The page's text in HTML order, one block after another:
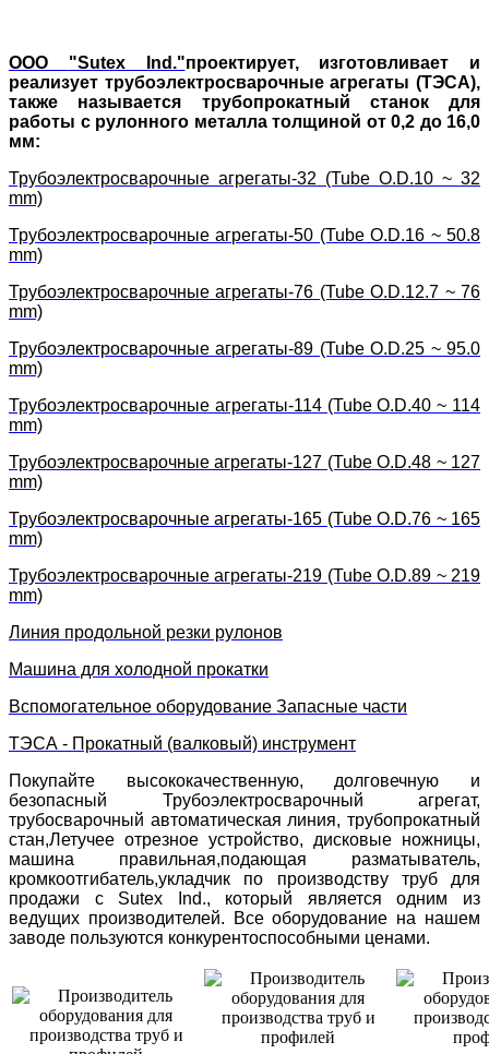
ООО "Sutex Ind."проектирует, изготовливает и
реализует трубоэлектросварочные агрегаты (ТЭСА),
также называется трубопрокатный станок для
работы с рулонного металла толщиной от 0,2 до 16,0
мм:
Трубоэлектросварочные агрегаты-32 (Tube O.D.10 ~ 32
mm)
Трубоэлектросварочные агрегаты-50 (Tube O.D.16 ~ 50.8
mm)
Трубоэлектросварочные агрегаты-76 (Tube O.D.12.7 ~ 76
mm)
Трубоэлектросварочные агрегаты-89 (Tube O.D.25 ~ 95.0
mm)
Трубоэлектросварочные агрегаты-114 (Tube O.D.40 ~ 114
mm)
Трубоэлектросварочные агрегаты-127 (Tube O.D.48 ~ 127
mm)
Трубоэлектросварочные агрегаты-165 (Tube O.D.76 ~ 165
mm)
Трубоэлектросварочные агрегаты-219 (Tube O.D.89 ~ 219
mm)
Линия продольной резки рулонов
Машина для холодной прокатки
Вспомогательное оборудование Запасные части
ТЭСА - Прокатный (валковый) инструмент
Покупайте высококачественную, долговечную и
безопасный Трубоэлектросварочный агрегат,
трубосварочный автоматическая линия, трубопрокатный
стан,Летучее отрезное устройство, дисковые ножницы,
машина правильная,подающая разматыватель,
кромкоотгибатель,укладчик по производству труб для
продажи с Sutex Ind., который является одним из
ведущих производителей. Все оборудование на нашем
заводе пользуются конкурентоспособными ценами.